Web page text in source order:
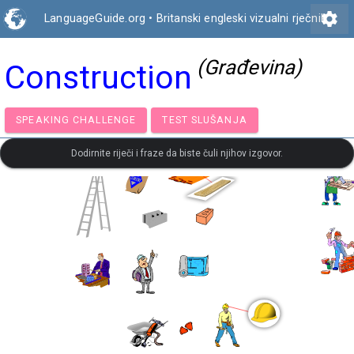
LanguageGuide.org • Britanski engleski vizualni rječniksettings
Construction (Građevina)
SPEAKING CHALLENGE TEST SLUŠANJA
Dodirnite riječi i fraze da biste čuli njihov izgovor.